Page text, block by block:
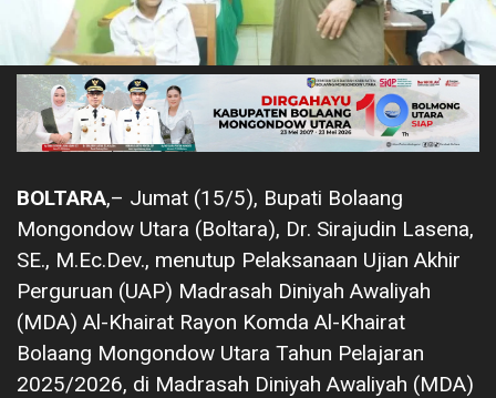
BOLTARA,– Jumat (15/5), Bupati Bolaang
Mongondow Utara (Boltara), Dr. Sirajudin Lasena,
SE., M.Ec.Dev., menutup Pelaksanaan Ujian Akhir
Perguruan (UAP) Madrasah Diniyah Awaliyah
(MDA) Al-Khairat Rayon Komda Al-Khairat
Bolaang Mongondow Utara Tahun Pelajaran
2025/2026, di Madrasah Diniyah Awaliyah (MDA)